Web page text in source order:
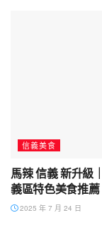
信義美食
馬辣 信義 新升級
義區特色美食推薦
2025 年 7 月 24 日